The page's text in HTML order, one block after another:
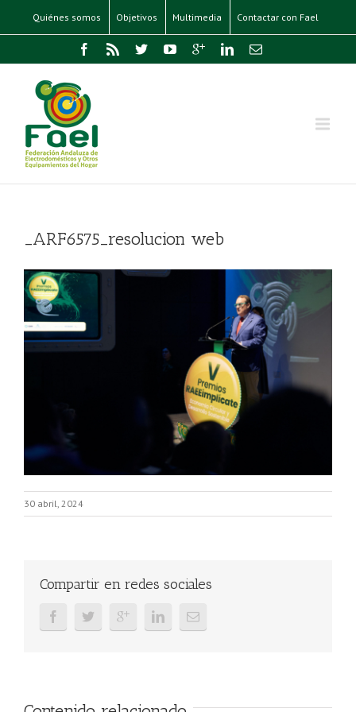
Quiénes somos Objetivos Multimedia Contactar con Fael
_ARF6575_resolucion web
30 abril, 2024
Compartir en redes sociales